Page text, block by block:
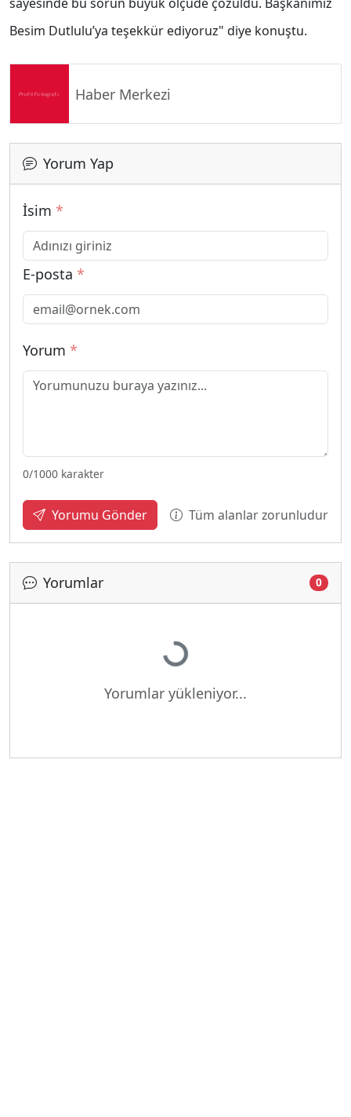
Besim Dutlulu’ya teşekkür ediyoruz" diye konuştu.
Haber Merkezi
Yorum Yap
İsim *
E-posta *
Yorum *
0/1000 karakter
Yorumu Gönder Tüm alanlar zorunludur
Yorumlar 0
Yükleniyor...
Yorumlar yükleniyor...